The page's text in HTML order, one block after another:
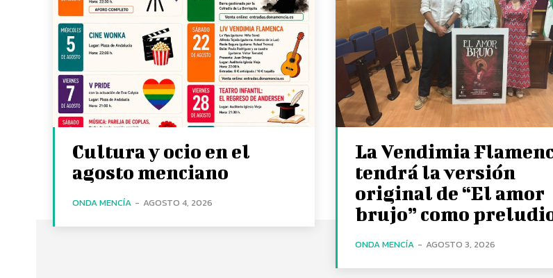
Cultura y ocio en el
agosto menciano
ONDA MENCÍA - AGOSTO 4, 2026
La Vendimia
tendrá la versión
original de “El amor
brujo” como
ONDA MENCÍA - AGOSTO 3, 2026